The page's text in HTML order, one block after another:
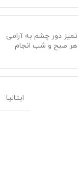
دور چشم به آرامی
هر صبح و شب انجام
ایتالیا